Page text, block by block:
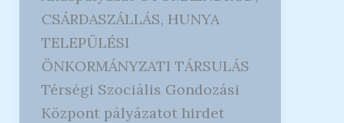
CSÁRDASZÁLLÁS, HUNYA
TELEPÜLÉSI
ÖNKORMÁNYZATI TÁRSULÁS
Térségi Szociális Gondozási
Központ pályázatot hirdet